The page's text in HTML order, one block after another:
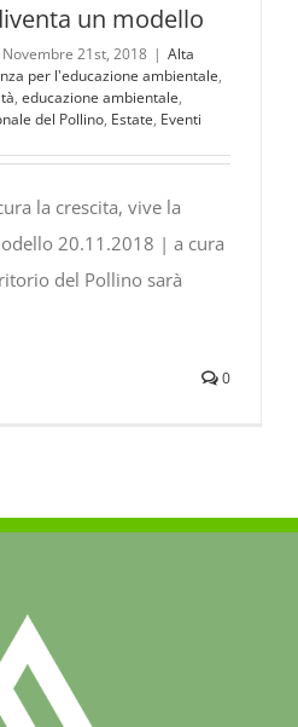
un modello
Novembre 21st, 2018 | Alta
per l'educazione ambientale,
, educazione ambientale,
del Pollino, Estate, Eventi
la crescita, vive la
20.11.2018 | a cura
del Pollino sarà
0